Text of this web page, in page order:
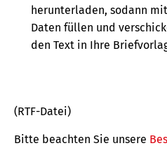
herunterladen, sodann
Daten füllen und
den Text in Ihre
(RTF-Datei)
Bitte beachten Sie unsere